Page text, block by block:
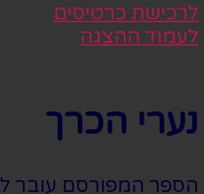
לרכישת כרטיסים
לעמוד ההצגה
נערי הכרך
הספר המפורסם עובר